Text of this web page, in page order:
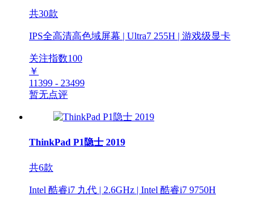
共30款
IPS全高清高色域屏幕 | Ultra7 255H | 游戏级显卡
关注指数100
￥
11399 - 23499
暂无点评
ThinkPad P1隐士 2019
共6款
Intel 酷睿i7 九代 | 2.6GHz | Intel 酷睿i7 9750H